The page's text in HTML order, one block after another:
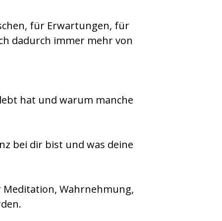
für Erwartungen, für
dadurch immer mehr von
hat und warum manche
bei dir bist und was deine
Meditation, Wahrnehmung,